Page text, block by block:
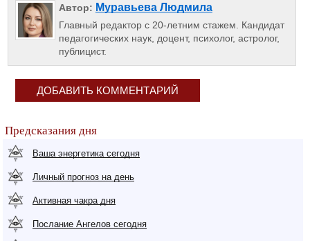
Автор: Муравьева Людмила
Главный редактор с 20-летним стажем. Кандидат
педагогических наук, доцент, психолог, астролог,
публицист.
ДОБАВИТЬ КОММЕНТАРИЙ
Предсказания дня
Ваша энергетика сегодня
Личный прогноз на день
Активная чакра дня
Послание Ангелов сегодня